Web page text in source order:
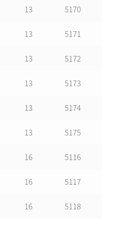
13 5170
13 5171
13 5172
13 5173
13 5174
13 5175
16 5116
16 5117
16 5118